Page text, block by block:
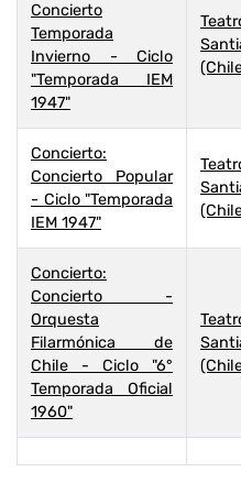
Concierto
Temporada
Invierno - Ciclo
"Temporada IEM
1947"
Concierto:
Concierto Popular
- Ciclo "Temporada
IEM 1947"
Concierto:
Concierto -
Orquesta
Filarmónica de
Chile - Ciclo "6°
Temporada Oficial
1960"